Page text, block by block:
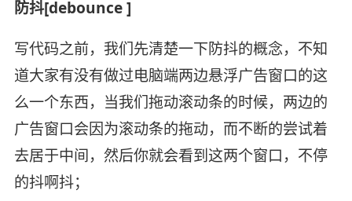
防抖[debounce ]
写代码之前，我们先清楚一下防抖的概念，不知
道大家有没有做过电脑端两边悬浮广告窗口的这
么一个东西，当我们拖动滚动条的时候，两边的
广告窗口会因为滚动条的拖动，而不断的尝试着
去居于中间，然后你就会看到这两个窗口，不停
的抖啊抖；